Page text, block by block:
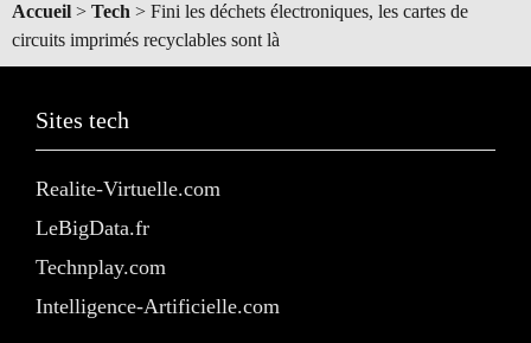
Accueil > Tech > Fini les déchets électroniques, les cartes de
circuits imprimés recyclables sont là
Sites tech
Realite-Virtuelle.com
LeBigData.fr
Technplay.com
Intelligence-Artificielle.com